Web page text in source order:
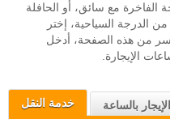
خدمة النقل الإيجار بالساعة
الفاخرة مع سائق، أو الحافلة
الدرجة السياحية، إختر
من هذه الصفحة، أدخل
الإيجارة.